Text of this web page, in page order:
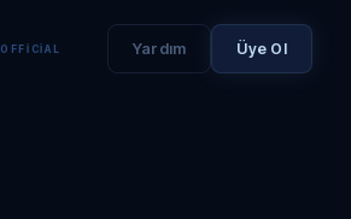
OFFICIAL Yardım Üye Ol